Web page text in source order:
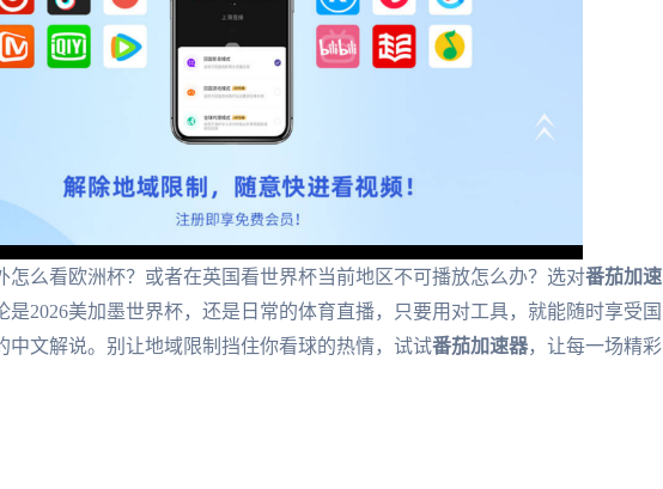
么看欧洲杯？或者在英国看世界杯当前地区不可播放怎么办？选对番茄加速
是2026美加墨世界杯，还是日常的体育直播，只要用对工具，就能随时享受国
中文解说。别让地域限制挡住你看球的热情，试试番茄加速器，让每一场精彩